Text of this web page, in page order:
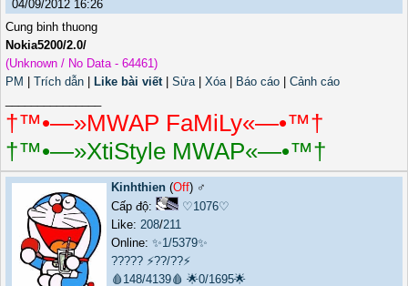
04/09/2012 16:26
Cung binh thuong
Nokia5200/2.0/
(Unknown / No Data - 64461)
PM
Trích dẫn Like bài viết| Sửa| Xóa| Báo cáo
Cảnh cáo
†™•—»MWAP FaMiLy«—•™†
†™•—»XtiStyle MWAP«—•™†
Kinhthien(Off) ♂️
Cấp độ:
♡1076♡
Like: 208/211
Online: ✨1/5379✨
????? ⚡??/??⚡
🩸148/4139🩸 🌟0/1695🌟